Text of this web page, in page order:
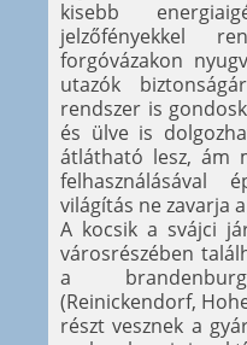
kisebb
jelzőfényekkel
forgóvázakon
utazók
rendszer is
és ülve is
átlátható lesz, ám
világítás ne zavarja
A kocsik a svájci
városrészében
a
(Reinickendorf,
részt vesznek a